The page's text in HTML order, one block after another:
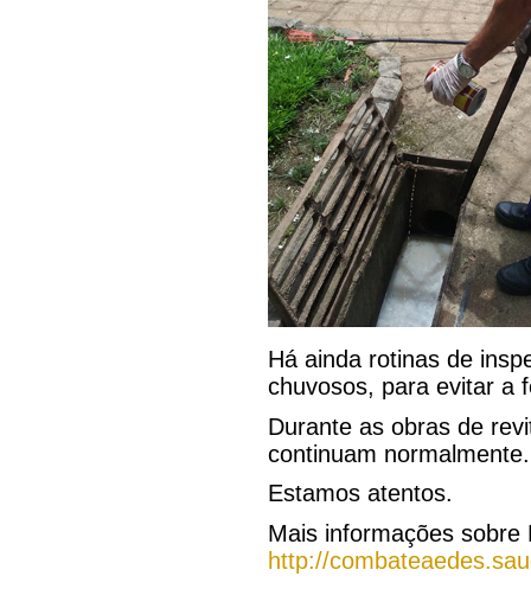
Há ainda rotinas de
chuvosos, para evitar a
Durante as obras de
continuam normalmente.
Estamos atentos.
Mais informações sobre
http://